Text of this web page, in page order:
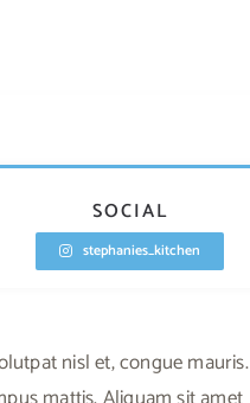
SOCIAL
stephanies_kitchen
nisl et, congue mauris.